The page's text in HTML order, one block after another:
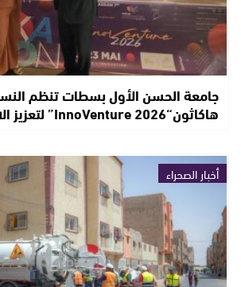
جامعة الحسن الأول بسطات تنظم
هاكاثون“InnoVenture 2026” لتعزيز الابتكار…
أخبار الصحراء